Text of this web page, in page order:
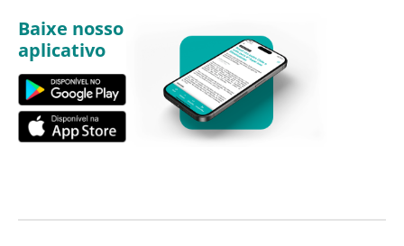
Baixe nosso
aplicativo